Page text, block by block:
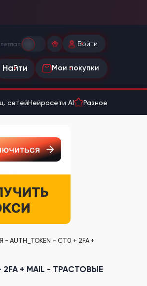
Войти
Найти Мои покупки
сетейНейросети AI Разное
+ CT0 + 2FA +
+ MAIL - ТРАСТОВЫЕ